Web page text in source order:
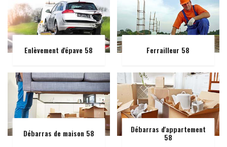
Enlèvement d'épave 58 Ferrailleur 58
Débarras de maison 58 Débarras d'appartement
58